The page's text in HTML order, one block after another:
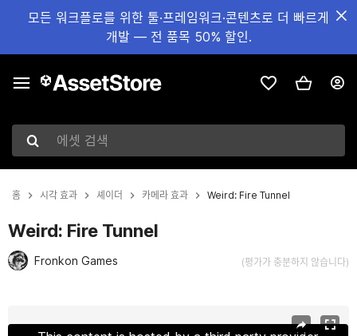
모든 워크플로를 위한 툴·프레임워크·콘텐츠로 더 빠르게
개발 — 전 품목 50% 할인.
에셋 검색
홈 시각 효과 셰이더 카메라 효과 Weird: Fire Tunnel
Weird: Fire Tunnel
Fronkon Games (평가가 충분하지 않습니다)